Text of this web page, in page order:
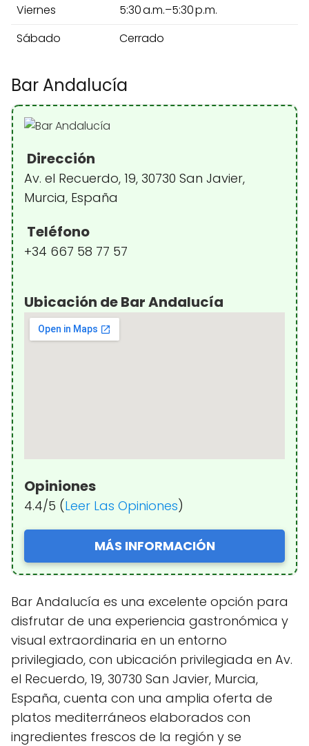
Viernes
5:30 a.m.–5:30 p.m.
Sábado
Cerrado
Bar Andalucía
Dirección
Av. el Recuerdo, 19, 30730 San Javier,
Murcia, España
Teléfono
+34 667 58 77 57
Ubicación de Bar Andalucía
Opiniones
4.4/5 (Leer Las Opiniones)
MÁS INFORMACIÓN
Bar Andalucía es una excelente opción para
disfrutar de una experiencia gastronómica y
visual extraordinaria en un entorno
privilegiado, con ubicación privilegiada en Av.
el Recuerdo, 19, 30730 San Javier, Murcia,
España, cuenta con una amplia oferta de
platos mediterráneos elaborados con
ingredientes frescos de la región y se